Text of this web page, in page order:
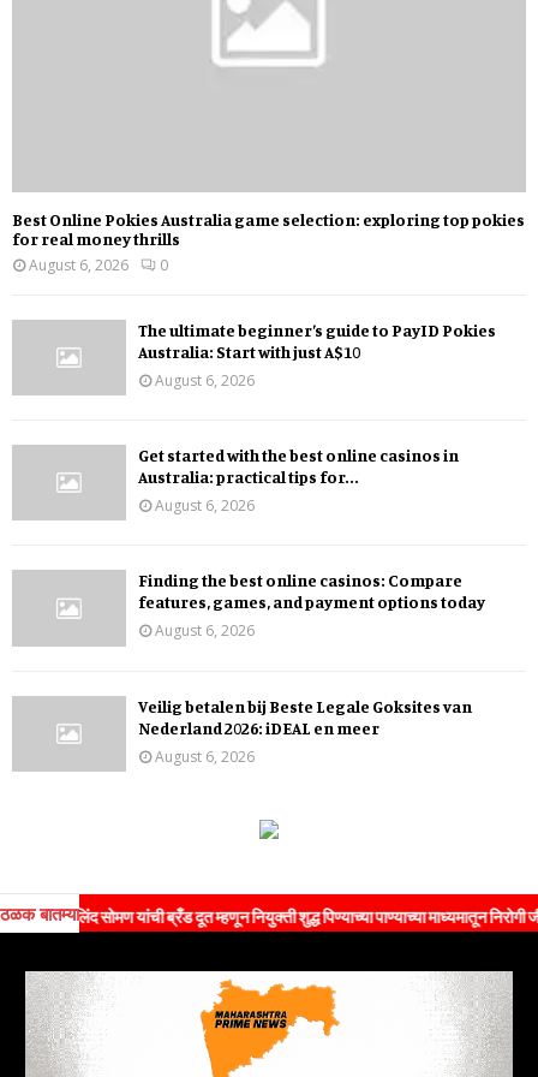
Best Online Pokies Australia game selection: exploring top pokies
for real money thrills
August 6, 2026
0
The ultimate beginner’s guide to PayID Pokies
Australia: Start with just A$10
August 6, 2026
Get started with the best online casinos in
Australia: practical tips for...
August 6, 2026
Finding the best online casinos: Compare
features, games, and payment options today
August 6, 2026
Veilig betalen bij Beste Legale Goksites van
Nederland 2026: iDEAL en meer
August 6, 2026
ठळक बातम्या
सोमण यांची ब्रँड दूत म्हणून नियुक्ती शुद्ध पिण्याच्या पाण्याच्या माध्यमातून निरोगी जीवनशैलीचा